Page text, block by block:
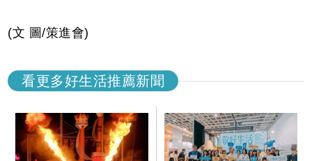
(文 圖/策進會)
看更多好生活推薦新聞